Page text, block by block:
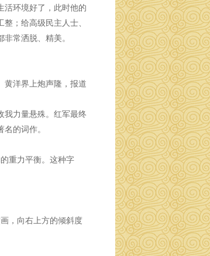
活环境好了，此时他的
；给高级民主人士、
常洒脱、精美。
黄洋界上炮声隆，报道
我力量悬殊。红军最终
的词作。
重力平衡。这种字
，向右上方的倾斜度